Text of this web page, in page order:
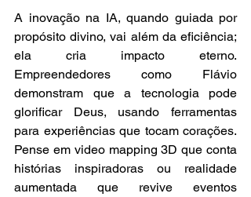
A inovação na IA, quando guiada por
propósito divino, vai além da eficiência;
ela cria impacto eterno.
Empreendedores como Flávio
demonstram que a tecnologia pode
glorificar Deus, usando ferramentas
para experiências que tocam corações.
Pense em video mapping 3D que conta
histórias inspiradoras ou realidade
aumentada que revive eventos